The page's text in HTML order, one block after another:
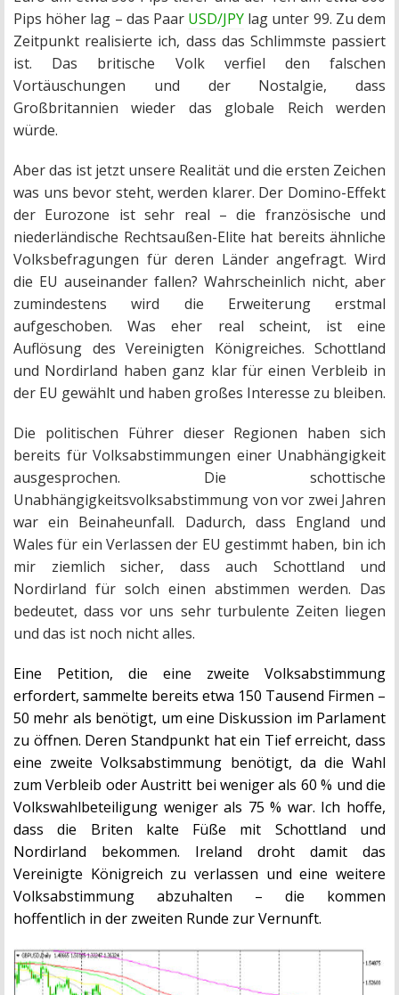
Pips höher lag – das Paar USD/JPY lag unter 99. Zu dem
Zeitpunkt realisierte ich, dass das Schlimmste passiert
ist. Das britische Volk verfiel den falschen
Vortäuschungen und der Nostalgie, dass
Großbritannien wieder das globale Reich werden
würde.
Aber das ist jetzt unsere Realität und die ersten Zeichen
was uns bevor steht, werden klarer. Der Domino-Effekt
der Eurozone ist sehr real – die französische und
niederländische Rechtsaußen-Elite hat bereits ähnliche
Volksbefragungen für deren Länder angefragt. Wird
die EU auseinander fallen? Wahrscheinlich nicht, aber
zumindestens wird die Erweiterung erstmal
aufgeschoben. Was eher real scheint, ist eine
Auflösung des Vereinigten Königreiches. Schottland
und Nordirland haben ganz klar für einen Verbleib in
der EU gewählt und haben großes Interesse zu bleiben.
Die politischen Führer dieser Regionen haben sich
bereits für Volksabstimmungen einer Unabhängigkeit
ausgesprochen. Die schottische
Unabhängigkeitsvolksabstimmung von vor zwei Jahren
war ein Beinaheunfall. Dadurch, dass England und
Wales für ein Verlassen der EU gestimmt haben, bin ich
mir ziemlich sicher, dass auch Schottland und
Nordirland für solch einen abstimmen werden. Das
bedeutet, dass vor uns sehr turbulente Zeiten liegen
und das ist noch nicht alles.
Eine Petition, die eine zweite Volksabstimmung
erfordert, sammelte bereits etwa 150 Tausend Firmen –
50 mehr als benötigt, um eine Diskussion im Parlament
zu öffnen. Deren Standpunkt hat ein Tief erreicht, dass
eine zweite Volksabstimmung benötigt, da die Wahl
zum Verbleib oder Austritt bei weniger als 60 % und die
Volkswahlbeteiligung weniger als 75 % war. Ich hoffe,
dass die Briten kalte Füße mit Schottland und
Nordirland bekommen. Ireland droht damit das
Vereinigte Königreich zu verlassen und eine weitere
Volksabstimmung abzuhalten – die kommen
hoffentlich in der zweiten Runde zur Vernunft.